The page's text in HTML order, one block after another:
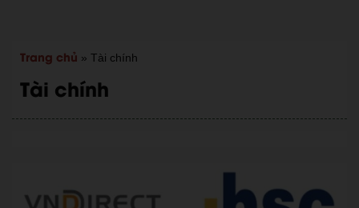
Trang chủ » Tài chính
Tài chính